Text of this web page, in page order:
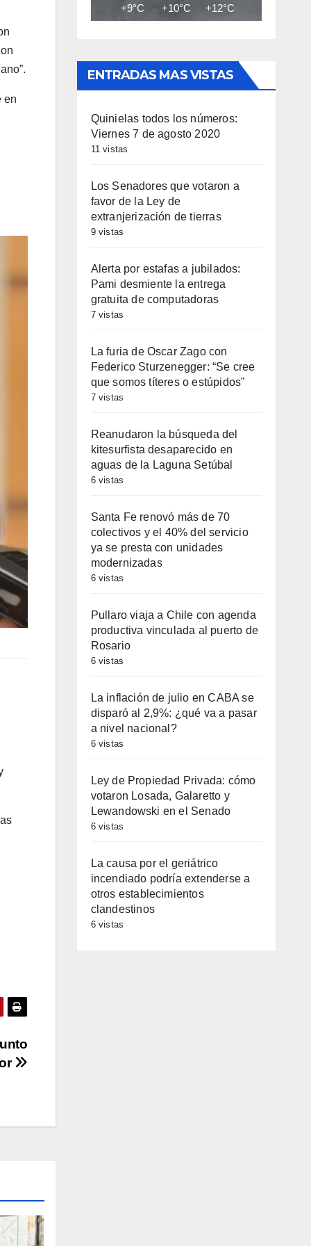
en
+9°C +10°C +12°C
ENTRADAS MAS VISTAS
Quinielas todos los números:
Viernes 7 de agosto 2020
11 vistas
Los Senadores que votaron a
favor de la Ley de
extranjerización de tierras
9 vistas
Alerta por estafas a jubilados:
Pami desmiente la entrega
gratuita de computadoras
7 vistas
La furia de Oscar Zago con
Federico Sturzenegger: “Se cree
que somos títeres o estúpidos”
7 vistas
Reanudaron la búsqueda del
kitesurfista desaparecido en
aguas de la Laguna Setúbal
6 vistas
Santa Fe renovó más de 70
colectivos y el 40% del servicio
ya se presta con unidades
modernizadas
6 vistas
Pullaro viaja a Chile con agenda
productiva vinculada al puerto de
Rosario
6 vistas
La inflación de julio en CABA se
disparó al 2,9%: ¿qué va a pasar
a nivel nacional?
6 vistas
Ley de Propiedad Privada: cómo
votaron Losada, Galaretto y
Lewandowski en el Senado
6 vistas
La causa por el geriátrico
incendiado podría extenderse a
otros establecimientos
clandestinos
6 vistas